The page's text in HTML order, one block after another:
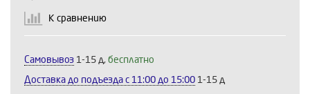
К сравнению
Самовывоз 1-15 д, бесплатно
Доставка до подъезда c 11:00 до 15:00 1-15 д